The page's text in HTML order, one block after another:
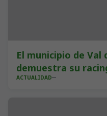
El municipio de Val
demuestra su
ACTUALIDAD